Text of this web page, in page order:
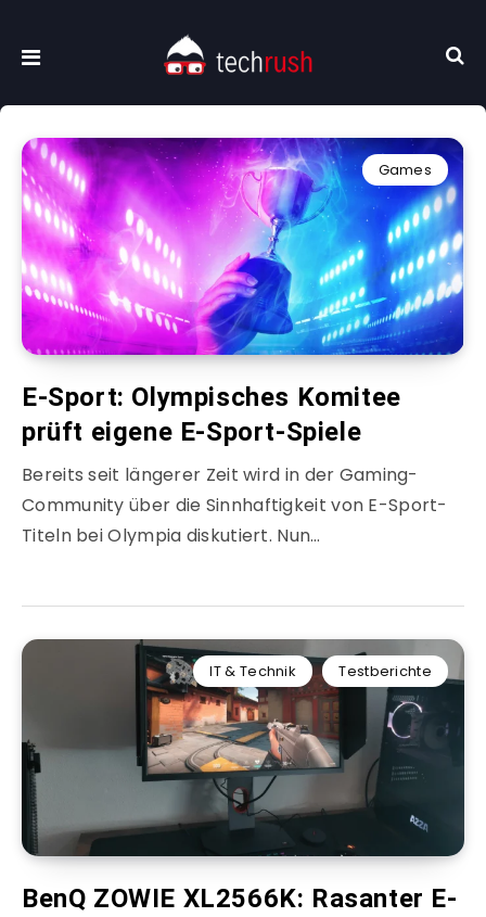
Games
E-Sport: Olympisches Komitee
prüft eigene E-Sport-Spiele
Bereits seit längerer Zeit wird in der Gaming-
Community über die Sinnhaftigkeit von E-Sport-
Titeln bei Olympia diskutiert. Nun…
IT & Technik Testberichte
BenQ ZOWIE XL2566K: Rasanter E-